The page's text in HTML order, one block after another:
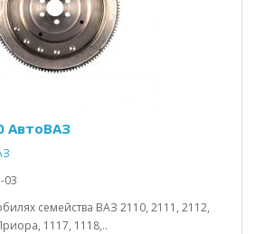
АвтоВАЗ
03
семейства ВАЗ 2110, 2111, 2112,
1117, 1118,..